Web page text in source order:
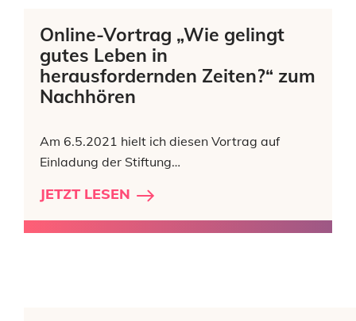
Online-Vortrag „Wie gelingt
gutes Leben in
herausfordernden Zeiten?“ zum
Nachhören
Am 6.5.2021 hielt ich diesen Vortrag auf
Einladung der Stiftung…
JETZT LESEN